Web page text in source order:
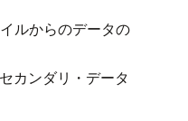
ルからのデータの
カンダリ・データ